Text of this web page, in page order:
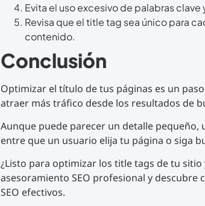
Evita el uso excesivo de palabras
Revisa que el title tag sea único para
contenido.
Conclusión
Optimizar el título de tus páginas es un
atraer más tráfico desde los resultados de
Aunque puede parecer un detalle
entre que un usuario elija tu página o siga
¿Listo para optimizar los title tags de tu sitio
asesoramiento SEO profesional y
SEO efectivos.